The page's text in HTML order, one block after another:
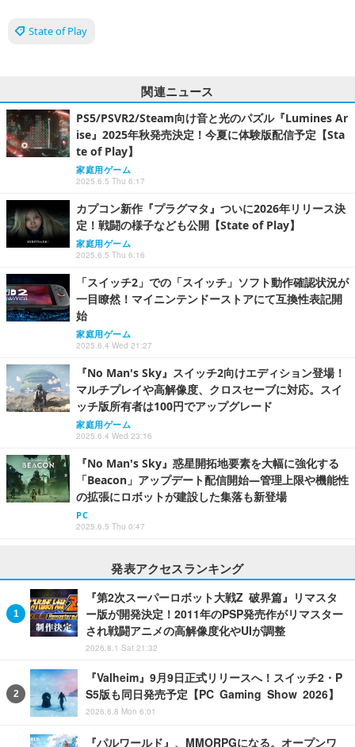
State of Play
関連ニュース
PS5/PSVR2/Steam向け音と光のパズル『Lumines Ar
ise』2025年秋発売決定！今夏に体験版配信予定【Sta
te of Play】
家庭用ゲーム
2025.6.5 Thu 6:17
カプコン新作『プラグマタ』ついに2026年リリース決
定！戦闘の様子なども公開【State of Play】
家庭用ゲーム
2025.6.5 Thu 6:16
「スイッチ2」での「スイッチ」ソフト動作確認状況が
一目瞭然！マイニンテンドーストアにて互換性表記開
始
家庭用ゲーム
2025.6.4 Wed 21:27
『No Man's Sky』スイッチ2向けエディション登場！
マルチプレイや高解像度、クロスセーブに対応。スイ
ッチ版所有者は100円でアップグレード
家庭用ゲーム
2025.6.4 Wed 23:16
『No Man's Sky』惑星開拓地要素を大幅に強化する
「Beacon」アップデート配信開始―管理上限や機能性
の拡張にロボットが建設した集落も新登場
PC
2025.6.5 Thu 0:47
発表アクセスランキング
『第2次スーパーロボット大戦Z 破界篇』リマスタ
ー版が開発決定！2011年のPSP発売作がリマスター
され戦闘アニメの高解像度化やUIが調整
2026.8.1 Sat 21:32
『Valheim』9月9日正式リリースへ！スイッチ2・P
S5版も同日発売予定【PC Gaming Show 2026】
2026.6.8 Mon 6:01
『パルワールド』、MMORPGになる。オープンワ